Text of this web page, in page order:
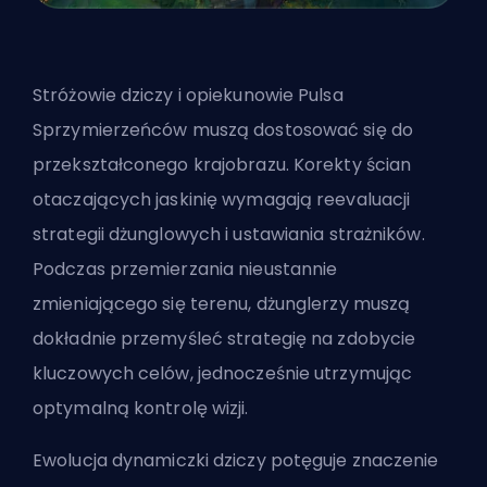
Stróżowie dziczy i opiekunowie Pulsa
Sprzymierzeńców muszą dostosować się do
przekształconego krajobrazu. Korekty ścian
otaczających jaskinię wymagają reevaluacji
strategii dżunglowych i ustawiania strażników.
Podczas przemierzania nieustannie
zmieniającego się terenu, dżunglerzy muszą
dokładnie przemyśleć strategię na zdobycie
kluczowych celów, jednocześnie utrzymując
optymalną kontrolę wizji.
Ewolucja dynamiczki dziczy potęguje znaczenie